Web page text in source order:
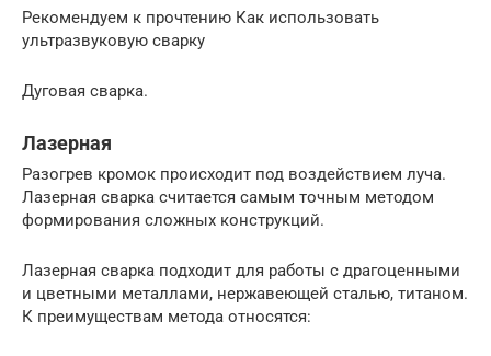
Рекомендуем к прочтению Как использовать
ультразвуковую сварку
Дуговая сварка.
Лазерная
Разогрев кромок происходит под воздействием луча.
Лазерная сварка считается самым точным методом
формирования сложных конструкций.
Лазерная сварка подходит для работы с драгоценными
и цветными металлами, нержавеющей сталью, титаном.
К преимуществам метода относятся: